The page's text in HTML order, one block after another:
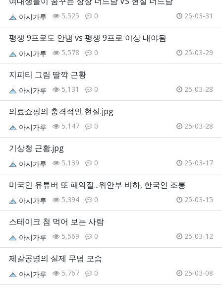
아시가루 5,525 0 25-03-31
평생 9프로도 안냄 vs 평생 9프로 이상 내야됨
아시가루 5,578 0 25-03-29
지피티 그림 딸깍 근황
아시가루 5,131 0 25-03-28
의료쇼핑의 충격적인 현실.jpg
아시가루 5,147 0 25-03-28
기상청 근황.jpg
아시가루 5,139 0 25-03-17
미국인 유튜버 또 패악질...위안부 비하, 한국인 조롱
아시가루 5,394 0 25-03-15
스테이크 첨 먹어 보는 사람
아시가루 5,569 0 25-03-12
제갈공명의 실제 무덤 모습
아시가루 5,767 0 25-03-08